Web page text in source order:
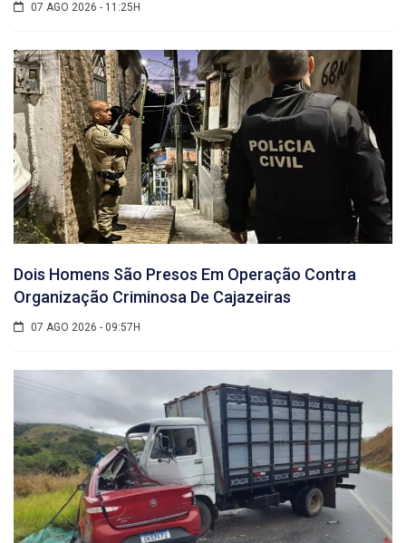
07 AGO 2026 - 11:25H
Dois Homens São Presos Em Operação Contra
Organização Criminosa De Cajazeiras
07 AGO 2026 - 09:57H